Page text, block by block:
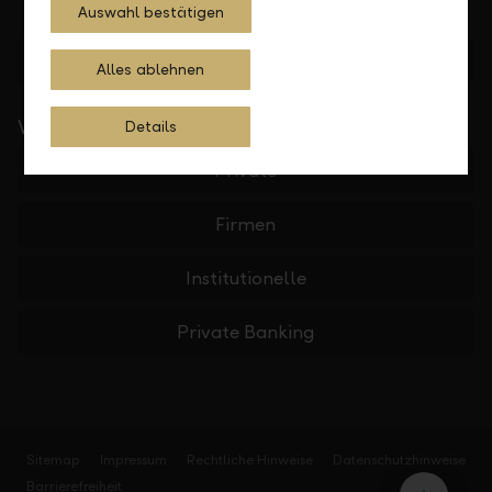
Wichtige Links
Private
Firmen
Institutionelle
Private Banking
Auswahl bestätigen
Alles ablehnen
Details